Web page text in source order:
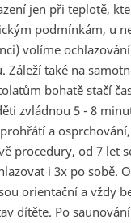
jen při teplotě,
podmínkám, u
volíme
Záleží také na
bohatě stačí
zvládnou 5 - 8
a
procedury, od 7 let
i 3x po sobě.
orientační a vždy
dítěte. Po